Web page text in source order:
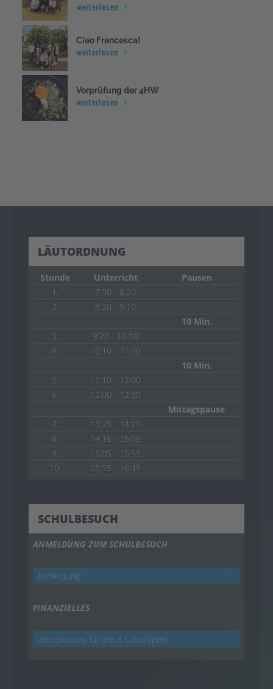
weiterlesen
Ciao Francesca!
weiterlesen
Vorprüfung der 4HW
weiterlesen
LÄUTORDNUNG
Stunde Unterricht
Pausen
1.
7:30 - 8:20
2.
8:20 - 9:10
10 Min.
3.
9:20 - 10:10
4.
10:10 - 11:00
10 Min.
5.
11:10 - 12:00
6.
12:00 - 12:50
Mittagspause
7.
13:25 - 14:15
8.
14:15 - 15:05
9.
15:05 - 15:55
10.
15:55 - 16:45
SCHULBESUCH
ANMELDUNG ZUM SCHULBESUCH
Anmeldung
FINANZIELLES
Jahreskosten für alle 3 Schultypen